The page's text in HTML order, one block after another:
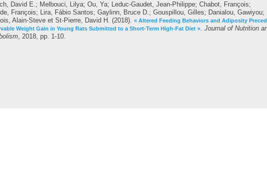
David E.; Melbouci, Lilya; Ou, Ya; Leduc-Gaudet, Jean-Philippe; Chabot, François;
François; Lira, Fábio Santos; Gaylinn, Bruce D.; Gouspillou, Gilles; Danialou, Gawiyou;
Alain-Steve et St-Pierre, David H. (2018). « Altered Feeding Behaviors and Adiposity
Weight Gain in Young Rats Submitted to a Short-Term High-Fat Diet ». Journal of Nutrition
, 2018, pp. 1-10.